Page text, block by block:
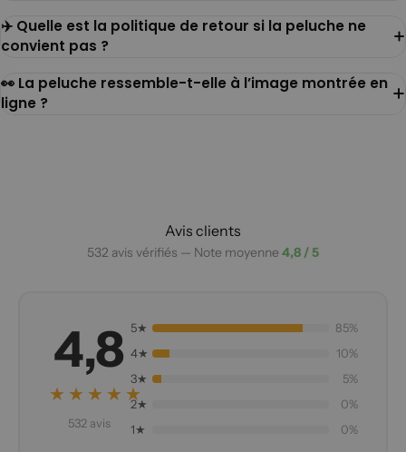
✈️ Quelle est la politique de retour si la peluche ne
convient pas ?
👀 La peluche ressemble-t-elle à l’image montrée en
ligne ?
Avis clients
532 avis vérifiés — Note moyenne 4,8 / 5
4,8
★★★★★
532 avis
5★
85%
4★
10%
3★
5%
2★
0%
1★
0%